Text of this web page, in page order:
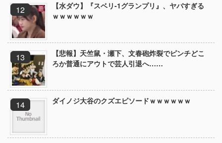
【水ダウ】『スベリ-1グランプリ』、ヤバすぎる
ｗｗｗｗｗｗ
【悲報】天竺鼠・瀬下、文春砲炸裂でピンチどこ
ろか普通にアウトで芸人引退へ……
ダイノジ大谷のクズエピソードｗｗｗｗｗｗ